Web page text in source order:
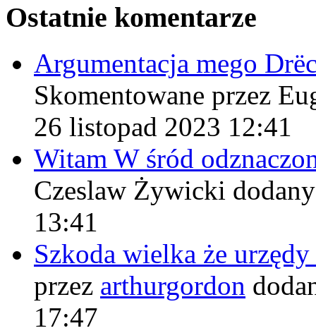
Ostatnie komentarze
Argumentacja mego
Skomentowane przez
26 listopad 2023 12:41
Witam W śród
Czeslaw Żywicki
13:41
Szkoda wielka że
przez arthurgordon
17:47